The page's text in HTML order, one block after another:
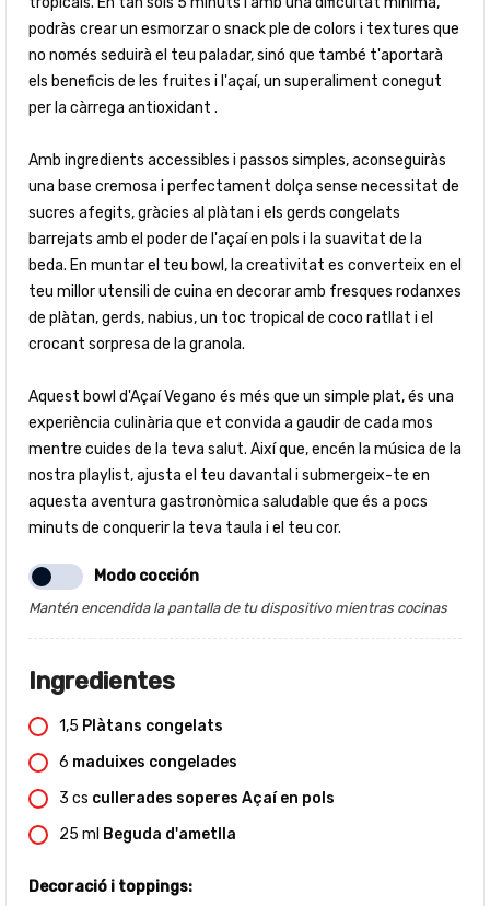
podràs crear un esmorzar o snack ple de colors i textures que
no només seduirà el teu paladar, sinó que també t'aportarà
els beneficis de les fruites i l'açaí, un superaliment conegut
per la càrrega antioxidant .
Amb ingredients accessibles i passos simples, aconseguiràs
una base cremosa i perfectament dolça sense necessitat de
sucres afegits, gràcies al plàtan i els gerds congelats
barrejats amb el poder de l'açaí en pols i la suavitat de la
beda. En muntar el teu bowl, la creativitat es converteix en el
teu millor utensili de cuina en decorar amb fresques rodanxes
de plàtan, gerds, nabius, un toc tropical de coco ratllat i el
crocant sorpresa de la granola.
Aquest bowl d'Açaí Vegano és més que un simple plat, és una
experiència culinària que et convida a gaudir de cada mos
mentre cuides de la teva salut. Així que, encén la música de la
nostra playlist, ajusta el teu davantal i submergeix-te en
aquesta aventura gastronòmica saludable que és a pocs
minuts de conquerir la teva taula i el teu cor.
Modo cocción
Mantén encendida la pantalla de tu dispositivo mientras cocinas
Ingredientes
1,5 Plàtans congelats
6 maduixes congelades
3 cs cullerades soperes Açaí en pols
25 ml Beguda d'ametlla
Decoració i toppings: